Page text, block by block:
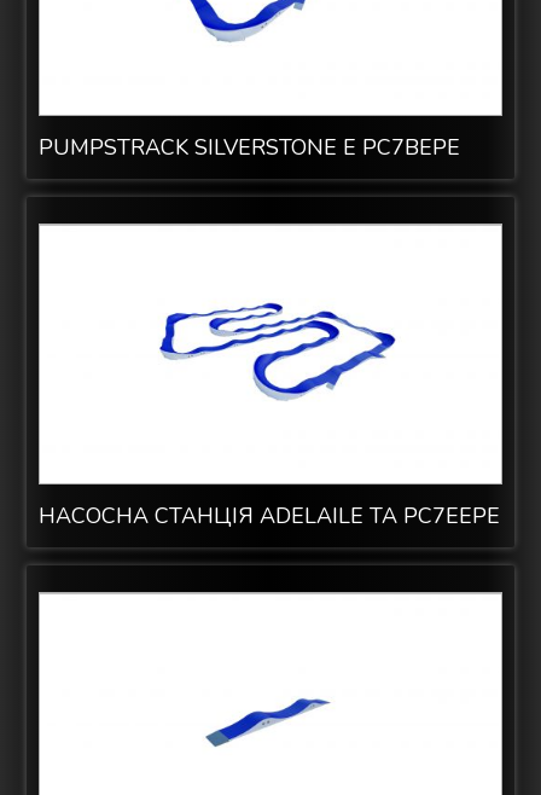
PUMPSTRACK SILVERSTONE E PC7BEPE
НАСОСНА СТАНЦІЯ ADELAILE ТА PC7EEPE